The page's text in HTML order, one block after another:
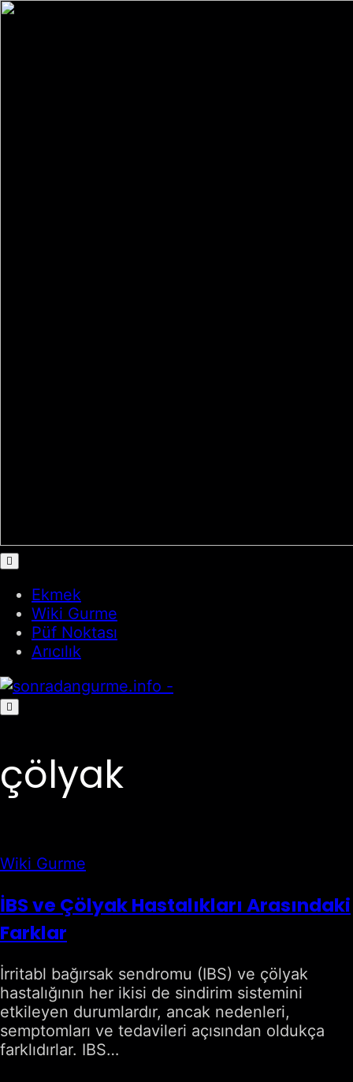
Ekmek
Wiki Gurme
Püf Noktası
Arıcılık
çölyak
Wiki Gurme
İBS ve Çölyak Hastalıkları Arasındaki
Farklar
İrritabl bağırsak sendromu (IBS) ve çölyak
hastalığının her ikisi de sindirim sistemini
etkileyen durumlardır, ancak nedenleri,
semptomları ve tedavileri açısından oldukça
farklıdırlar. IBS…